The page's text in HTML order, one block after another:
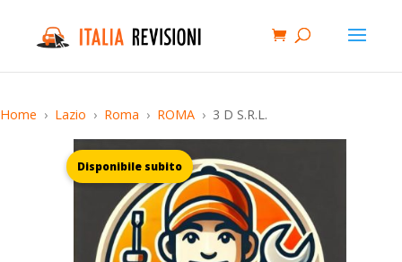
Home Lazio Roma ROMA 3 D S.R.L.